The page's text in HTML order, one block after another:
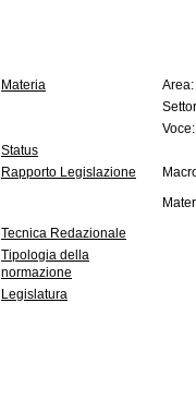
Materia
Area:
Voce:
Status
Rapporto Legislazione
Tecnica Redazionale
Tipologia della
normazione
Legislatura